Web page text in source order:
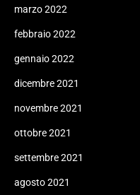
marzo 2022
febbraio 2022
gennaio 2022
dicembre 2021
novembre 2021
ottobre 2021
settembre 2021
agosto 2021